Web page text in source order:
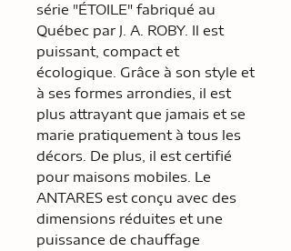
série "ÉTOILE" fabriqué au
Québec par J. A. ROBY. Il est
puissant, compact et
écologique. Grâce à son style et
à ses formes arrondies, il est
plus attrayant que jamais et se
marie pratiquement à tous les
décors. De plus, il est certifié
pour maisons mobiles. Le
ANTARES est conçu avec des
dimensions réduites et une
puissance de chauffage